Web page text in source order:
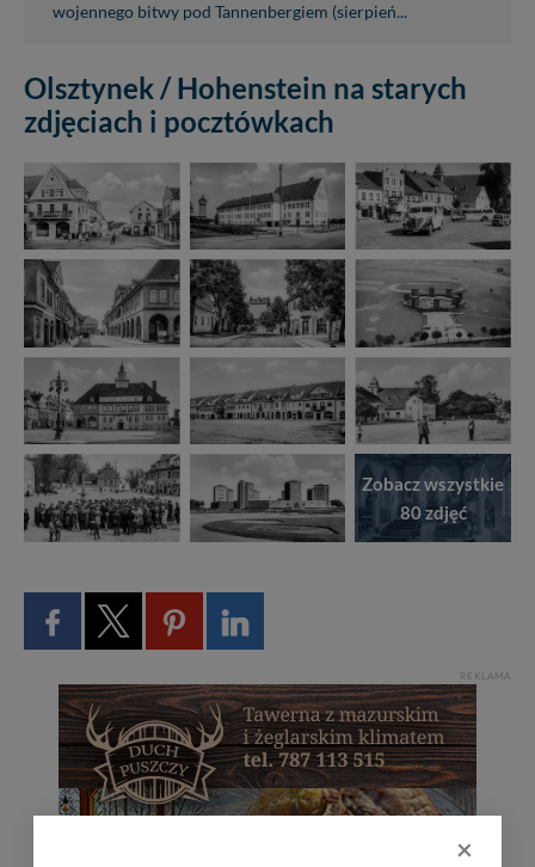
wojennego bitwy pod Tannenbergiem (sierpień...
Olsztynek / Hohenstein na starych
zdjęciach i pocztówkach
Zobacz wszystkie
80 zdjęć
REKLAMA
×